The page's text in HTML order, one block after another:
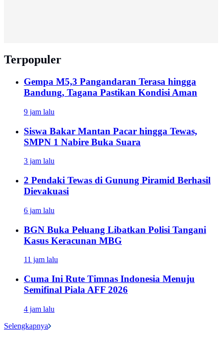
Terpopuler
Gempa M5,3 Pangandaran Terasa hingga
Bandung, Tagana Pastikan Kondisi Aman
9 jam lalu
Siswa Bakar Mantan Pacar hingga Tewas,
SMPN 1 Nabire Buka Suara
3 jam lalu
2 Pendaki Tewas di Gunung Piramid Berhasil
Dievakuasi
6 jam lalu
BGN Buka Peluang Libatkan Polisi Tangani
Kasus Keracunan MBG
11 jam lalu
Cuma Ini Rute Timnas Indonesia Menuju
Semifinal Piala AFF 2026
4 jam lalu
Selengkapnya